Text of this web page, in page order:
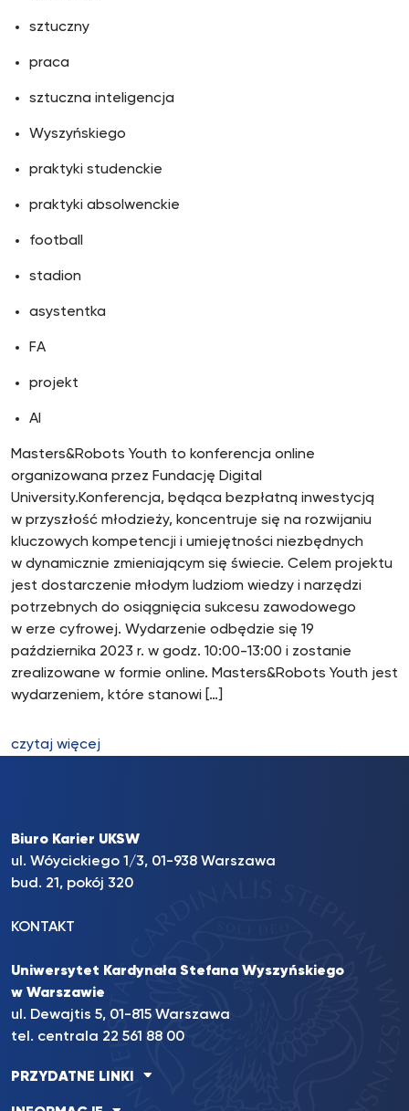
sztuczny
praca
sztuczna inteligencja
Wyszyńskiego
praktyki studenckie
praktyki absolwenckie
football
stadion
asystentka
FA
projekt
AI
Masters&Robots Youth to konferencja online
organizowana przez Fundację Digital
University.Konferencja, będąca bezpłatną inwestycją
w przyszłość młodzieży, koncentruje się na rozwijaniu
kluczowych kompetencji i umiejętności niezbędnych
w dynamicznie zmieniającym się świecie. Celem projektu
jest dostarczenie młodym ludziom wiedzy i narzędzi
potrzebnych do osiągnięcia sukcesu zawodowego
w erze cyfrowej. Wydarzenie odbędzie się 19
października 2023 r. w godz. 10:00-13:00 i zostanie
zrealizowane w formie online. Masters&Robots Youth jest
wydarzeniem, które stanowi […]
czytaj więcej
Biuro Karier UKSW
ul. Wóycickiego 1/3, 01-938 Warszawa
bud. 21, pokój 320
KONTAKT
Uniwersytet Kardynała Stefana Wyszyńskiego
w Warszawie
ul. Dewajtis 5, 01-815 Warszawa
tel. centrala 22 561 88 00
PRZYDATNE LINKI